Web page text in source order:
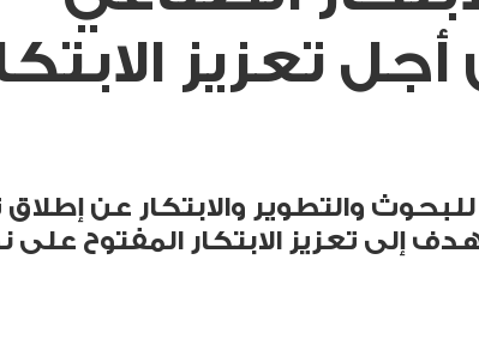
تعزيز
أعلن مجلس قطر للبحوث والتطوير والابتكار عن
إلى تعزيز الابتكار المفتوح